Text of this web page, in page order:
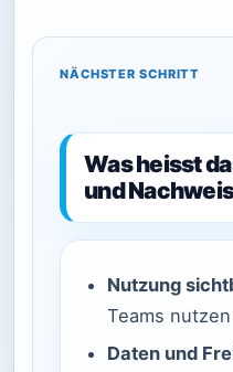
NÄCHSTER SCHRITT
Was heisst
und
Nutzung
Teams
Daten und